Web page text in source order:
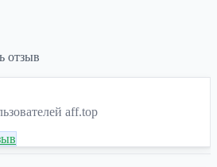
отзыв
aff.top